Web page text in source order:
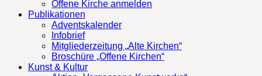
Offene Kirche anmelden
Publikationen
Adventskalender
Infobrief
Mitgliederzeitung „Alte Kirchen“
Broschüre „Offene Kirchen“
Kunst & Kultur